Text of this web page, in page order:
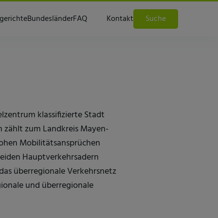
BundesländerFAQ Kontakt Suche
klassifizierte Stadt
zählt zum Landkreis Mayen-
Mobilitätsansprüchen
Hauptverkehrsadern
überregionale Verkehrsnetz
und überregionale